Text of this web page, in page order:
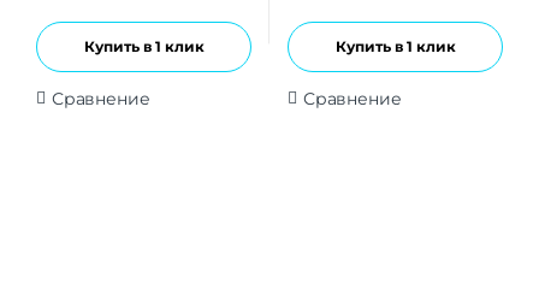
Купить в 1 клик
Сравнение
Купить в 1 клик
Сравнение